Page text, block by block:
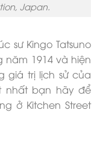
Japan.
sư Kingo Tatsuno
1914 và hiện
giá trị lịch sử của
nhất bạn hãy để
ở Kitchen Street